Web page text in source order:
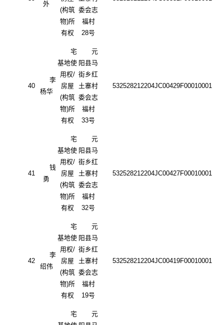
外
(构筑
物)所
有权
委会志
福村
28号
40
李
杨华
宅
基地使
用权/
房屋
(构筑
物)所
有权
元
阳县马
街乡红
土寨村
委会志
福村
33号
532528212204JC00429F00010001
41
钱
勇
宅
基地使
用权/
房屋
(构筑
物)所
有权
元
阳县马
街乡红
土寨村
委会志
福村
32号
532528212204JC00427F00010001
42
李
绍伟
宅
基地使
用权/
房屋
(构筑
物)所
有权
元
阳县马
街乡红
土寨村
委会志
福村
19号
532528212204JC00419F00010001
宅
元